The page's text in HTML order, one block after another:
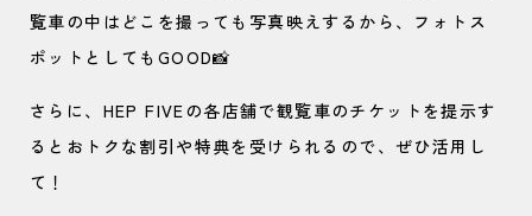
覧車の中はどこを撮っても写真映えするから、フォトス
ポットとしてもGOOD📸
さらに、HEP FIVEの各店舗で観覧車のチケットを提示す
るとおトクな割引や特典を受けられるので、ぜひ活用し
て！